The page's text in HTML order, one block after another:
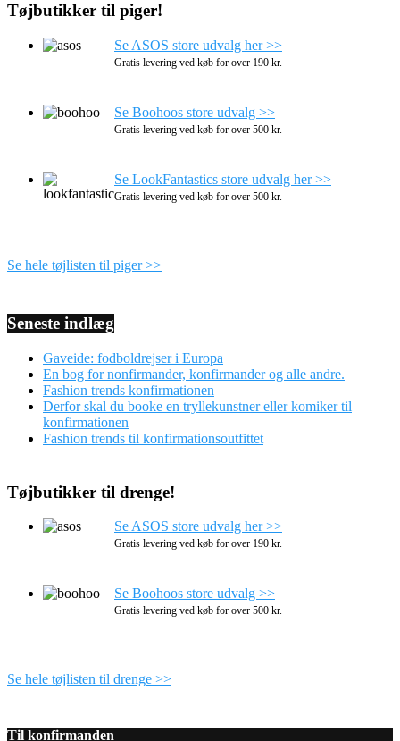
Tøjbutikker til piger!
Se ASOS store udvalg her >>
Gratis levering ved køb for over 190 kr.
Se Boohoos store udvalg >>
Gratis levering ved køb for over 500 kr.
Se LookFantastics store udvalg her >>
Gratis levering ved køb for over 500 kr.
Se hele tøjlisten til piger >>
Seneste indlæg
Gaveide: fodboldrejser i Europa
En bog for nonfirmander, konfirmander og alle andre.
Fashion trends konfirmationen
Derfor skal du booke en tryllekunstner eller komiker til
konfirmationen
Fashion trends til konfirmationsoutfittet
Tøjbutikker til drenge!
Se ASOS store udvalg her >>
Gratis levering ved køb for over 190 kr.
Se Boohoos store udvalg >>
Gratis levering ved køb for over 500 kr.
Se hele tøjlisten til drenge >>
Til konfirmanden